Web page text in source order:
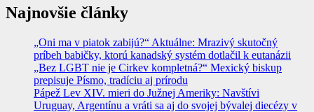
Najnovšie články
„Oni ma v piatok zabijú?“ Aktuálne: Mrazivý skutočný
príbeh babičky, ktorú kanadský systém dotlačil k eutanázii
„Bez LGBT nie je Cirkev kompletná?“ Mexický biskup
prepisuje Písmo, tradíciu aj prírodu
Pápež Lev XIV. mieri do Južnej Ameriky: Navštívi
Uruguay, Argentínu a vráti sa aj do svojej bývalej diecézy v